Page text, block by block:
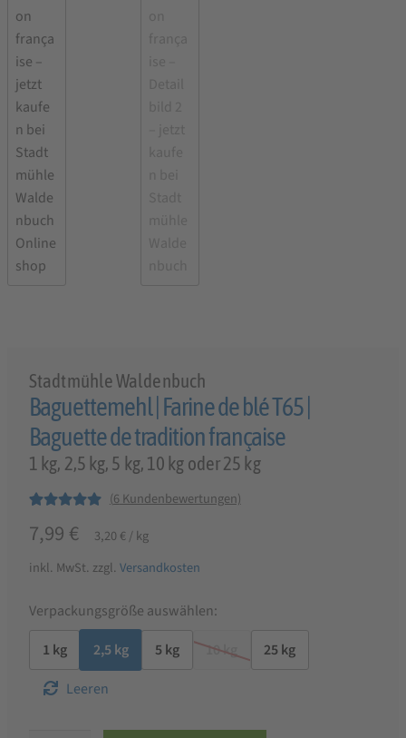
Stadtmühle Waldenbuch
Baguettemehl | Farine de blé T65 |
Baguette de tradition française
1 kg, 2,5 kg, 5 kg, 10 kg oder 25 kg
5.00von 5,
basierend auf
(6Kundenbewertungen)
7,99 € 3,20 € /kg
inkl. MwSt. zzgl. Versandkosten
Verpackungsgröße auswählen:
1 kg
2,5 kg 5 kg 10 kg
25 kg
Leeren